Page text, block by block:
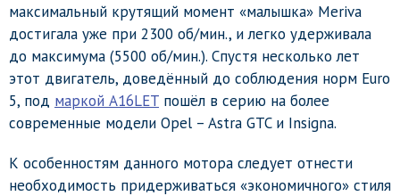
максимальный крутящий момент «малышка» Meriva
достигала уже при 2300 об/мин., и легко удерживала
до максимума (5500 об/мин.). Спустя несколько лет
этот двигатель, доведённый до соблюдения норм Euro
5, под маркой A16LET пошёл в серию на более
современные модели Opel – Astra GTC и Insigna.
К особенностям данного мотора следует отнести
необходимость придерживаться «экономичного» стиля